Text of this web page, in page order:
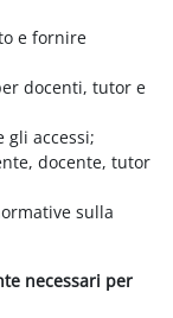
e fornire
docenti, tutor e
gli accessi;
docente, tutor
sulla
necessari per